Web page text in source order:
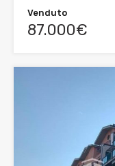
Venduto
87.000€